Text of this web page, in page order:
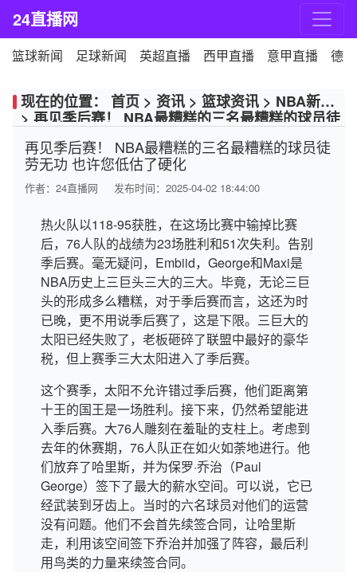
24直播网
篮球新闻 足球新闻 英超直播 西甲直播 意甲直播 德
现在的位置： 首页 > 资讯 > 篮球资讯 > NBA新闻
> 再见季后赛！ NBA最糟糕的三名最糟糕的球员徒
再见季后赛！ NBA最糟糕的三名最糟糕的球员徒
劳无功 也许您低估了硬化
作者： 24直播网 发布时间：2025-04-02 18:44:00
热火队以118-95获胜，在这场比赛中输掉比赛
后，76人队的战绩为23场胜利和51次失利。告别
季后赛。毫无疑问，Embiid，George和Maxi是
NBA历史上三巨头三大的三大。毕竟，无论三巨
头的形成多么糟糕，对于季后赛而言，这还为时
已晚，更不用说季后赛了，这是下限。三巨大的
太阳已经失败了，老板砸碎了联盟中最好的豪华
税，但上赛季三大太阳进入了季后赛。
这个赛季，太阳不允许错过季后赛，他们距离第
十王的国王是一场胜利。接下来，仍然希望能进
入季后赛。大76人雕刻在羞耻的支柱上。考虑到
去年的休赛期，76人队正在如火如荼地进行。他
们放弃了哈里斯，并为保罗·乔治（Paul
George）签下了最大的薪水空间。可以说，它已
经武装到牙齿上。当时的六名球员对他们的运营
没有问题。他们不会首先续签合同，让哈里斯
走，利用该空间签下乔治并加强了阵容，最后利
用鸟类的力量来续签合同。